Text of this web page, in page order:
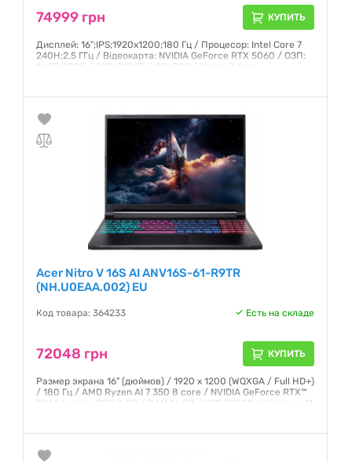
74999 грн КУПИТЬ
Дисплей: 16";IPS;1920x1200;180 Гц / Процесор: Intel Core 7
240H;2,5 ГГц / Відеокарта: NVIDIA GeForce RTX 5060 / ОЗП:
16 ГБ;DDR5 / SSD: 512 ГБ / ОС: DOS / Маса: 2,4 кг
Acer Nitro V 16S AI ANV16S-61-R9TR
(NH.U0EAA.002) EU
Код товара: 364233 Есть на складе
72048 грн КУПИТЬ
Размер экрана 16" (дюймов) / 1920 x 1200 (WQXGA / Full HD+)
/ 180 Гц / AMD Ryzen AI 7 350 8 core / NVIDIA GeForce RTX™
5060 Laptop GPU 8 GB / RAM 16 GB / SSD 512 GB / Windows 11
Гарантия:12 месяцев